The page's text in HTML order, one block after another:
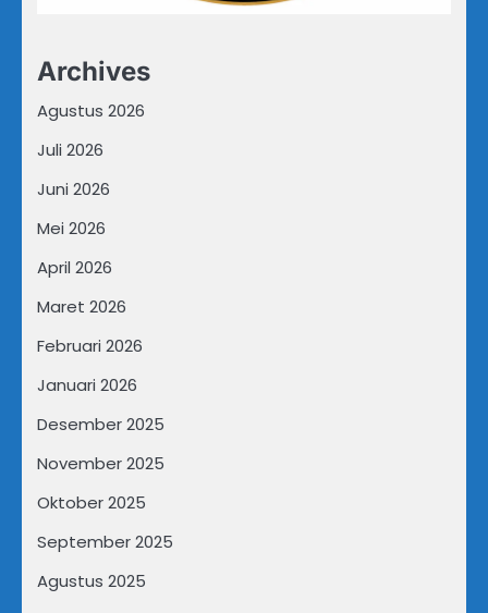
Archives
Agustus 2026
Juli 2026
Juni 2026
Mei 2026
April 2026
Maret 2026
Februari 2026
Januari 2026
Desember 2025
November 2025
Oktober 2025
September 2025
Agustus 2025